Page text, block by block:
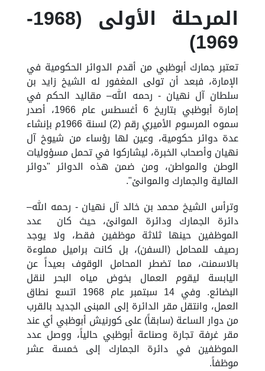
المرحلة الأولى (1968-
1969)
تعتبر جمارك أبوظبي من أقدم الدوائر الحكومية في
الإمارة، فبعد أن تولى المغفور له الشيخ زايد بن
سلطان آل نهيان - رحمه الله– مقاليد الحكم في
إمارة أبوظبي بتاريخ 6 أغسطس عام 1966 ، أصدر
سموه المرسوم الأميري رقم (2) لسنة 1966م بإنشاء
عدة دوائر حكومية، وعين لها رؤساء من شيوخ آل
نهيان وأصحاب الخبرة، ليشاركوا في تحمل مسؤوليات
الوطن والمواطن، ومن ضمن هذه الدوائر "دوائر
المالية والجمارك والموانئ".
وترأس الشيخ محمد بن خالد آل نهيان - رحمه الله–
دائرة الجمارك ودائرة الموانئ، حيث كان عدد
الموظفين حينها ثلاثةموظفين فقط، ولا يوجد
رصيف للمحامل (السفن)، بل كانت براميل مملوءة
بالاسمنت، مما تضطر المحامل الوقوف بعيداً عن
اليابسة ليقوم العمال بخوض مياه البحر لنقل
البضائع. وفي 14 سبتمبرعام 1968 اتسع نطاق
العمل، وانتقلمقر الدائرة إلى المبنى الجديد بالقرب
مندوار الساعة(سابقاً)على كورنيش أبوظبي أيعند
مقر غرفة تجارة وصناعة أبوظبي حالياً، ووصل عدد
الموظفين في دائرة الجمارك إلى خمسة عشر
موظفاً.